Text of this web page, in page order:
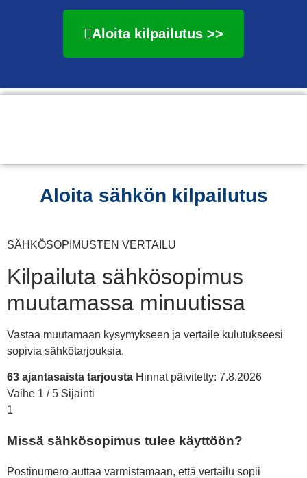
Aloita kilpailutus >>
Aloita sähkön kilpailutus
SÄHKÖSOPIMUSTEN VERTAILU
Kilpailuta sähkösopimus
muutamassa minuutissa
Vastaa muutamaan kysymykseen ja vertaile kulutukseesi
sopivia sähkötarjouksia.
63 ajantasaista tarjousta Hinnat päivitetty: 7.8.2026
Vaihe 1 / 5 Sijainti
1
Missä sähkösopimus tulee käyttöön?
Postinumero auttaa varmistamaan, että vertailu sopii